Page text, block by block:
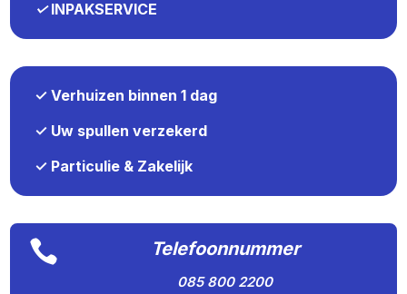
✓INPAKSERVICE
✓ Verhuizen binnen 1 dag
✓ Uw spullen verzekerd
✓ Particulie & Zakelijk
 Telefoonnummer
085 800 2200